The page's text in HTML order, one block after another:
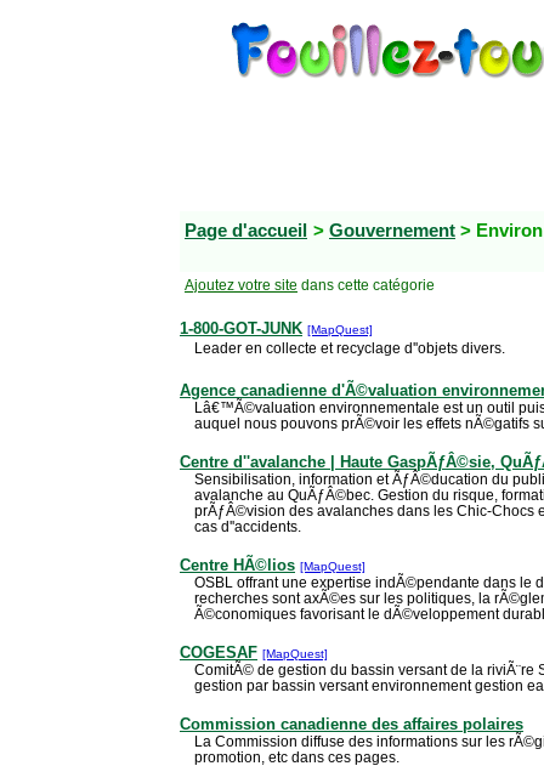
Page d'accueil > Gouvernement >
Ajoutez votre site dans cette catégorie
1-800-GOT-JUNK [MapQuest]
Leader en collecte et recyclage d''objets divers.
Agence canadienne d'Ã©valuation
Lâ€™Ã©valuation environnementale est un outil
auquel nous pouvons prÃ©voir les effets nÃ©gatifs
Centre d''avalanche | Haute GaspÃƒÂ©sie,
Sensibilisation, information et ÃƒÂ©ducation du
avalanche au QuÃƒÂ©bec. Gestion du risque,
prÃƒÂ©vision des avalanches dans les Chic-Chocs
cas d''accidents.
Centre HÃ©lios [MapQuest]
OSBL offrant une expertise indÃ©pendante dans le
recherches sont axÃ©es sur les politiques, la
Ã©conomiques favorisant le dÃ©veloppement
COGESAF [MapQuest]
ComitÃ© de gestion du bassin versant de la riviÃ¨re
gestion par bassin versant environnement gestion
Commission canadienne des affaires polaires
La Commission diffuse des informations sur les
promotion, etc dans ces pages.